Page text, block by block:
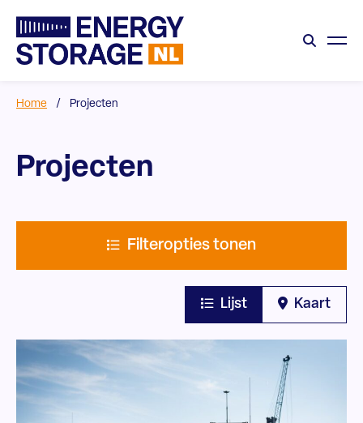
Home / Projecten
Projecten
Filteropties tonen
Lijst Kaart